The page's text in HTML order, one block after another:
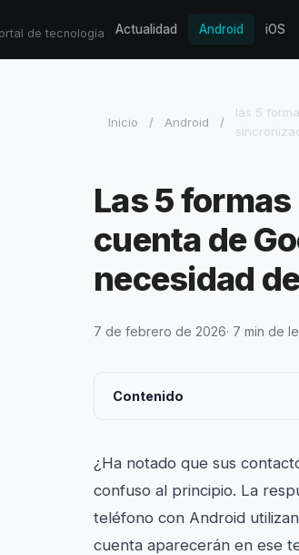
de tecnología Actualidad Android iOS
Inicio / Android /
las 5
Las 5
cuenta de
necesidad
7 de febrero de 2026· 7 min de
Contenido
¿Ha notado que sus
confuso al principio. La
teléfono con Android
cuenta aparecerán en ese